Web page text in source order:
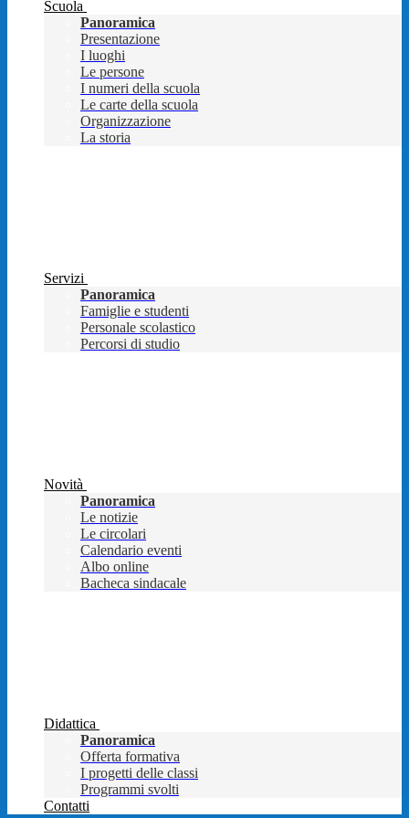
Scuola
Panoramica
Presentazione
I luoghi
Le persone
I numeri della scuola
Le carte della scuola
Organizzazione
La storia
Servizi
Panoramica
Famiglie e studenti
Personale scolastico
Percorsi di studio
Novità
Panoramica
Le notizie
Le circolari
Calendario eventi
Albo online
Bacheca sindacale
Didattica
Panoramica
Offerta formativa
I progetti delle classi
Programmi svolti
Contatti